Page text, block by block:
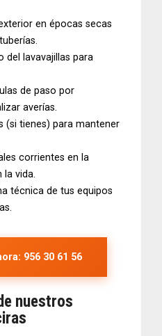
en épocas secas
del lavavajillas para
de paso por
averías.
(si tienes) para mantener
corrientes en la
la vida.
técnica de tus equipos
956 30 61 56
nuestros